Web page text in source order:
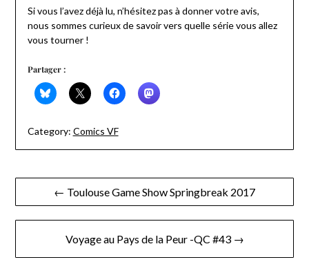
Si vous l’avez déjà lu, n’hésitez pas à donner votre avis,
nous sommes curieux de savoir vers quelle série vous allez
vous tourner !
Partager :
Category: Comics VF
Navigation
de
l’article
← Toulouse Game Show Springbreak 2017
Voyage au Pays de la Peur -QC #43 →